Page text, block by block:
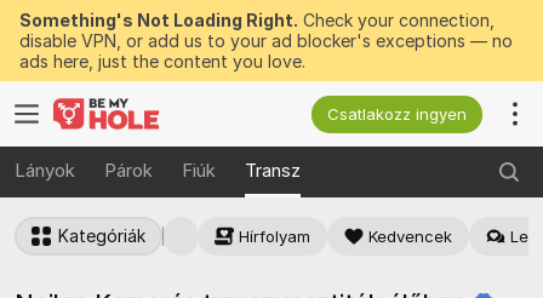
Something's Not Loading Right. Check your connection,
disable VPN, or add us to your ad blocker's exceptions — no
ads here, just the content you love.
Csatlakozz ingyen
Lányok Párok Fiúk Transz
Kategóriák Hírfolyam Kedvencek